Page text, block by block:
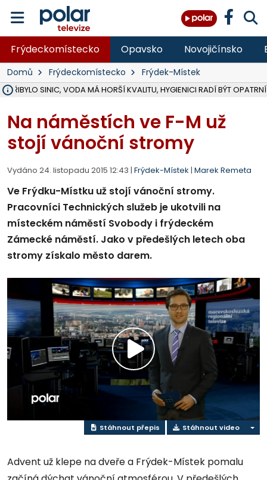
Frýdeckomístecko Opavsko Novojičínsko
Domů Frýdeckomístecko Frýdek-Místek
PŘIBYLO SINIC, VODA MÁ HORŠÍ KVALITU, HYGIENICI RADÍ BÝT OPATRNÍ
Na náměstích ve F-M už
stojí vánoční stromy
Vydáno 24. listopadu 2015 12:43 | Frýdek-Místek | Marek Remeta
Ve Frýdku-Místku už stojí vánoční stromy.
Pracovníci Technických služeb je ukotvili na
místeckém náměstí Svobody i frýdeckém
Zámecké náměstí. Jako v předešlých letech oba
stromy získalo město darem.
Přehrát
video
Stáhnout přepis Stáhnout video
Advent už klepe na dveře a Frýdek-Místek pomalu